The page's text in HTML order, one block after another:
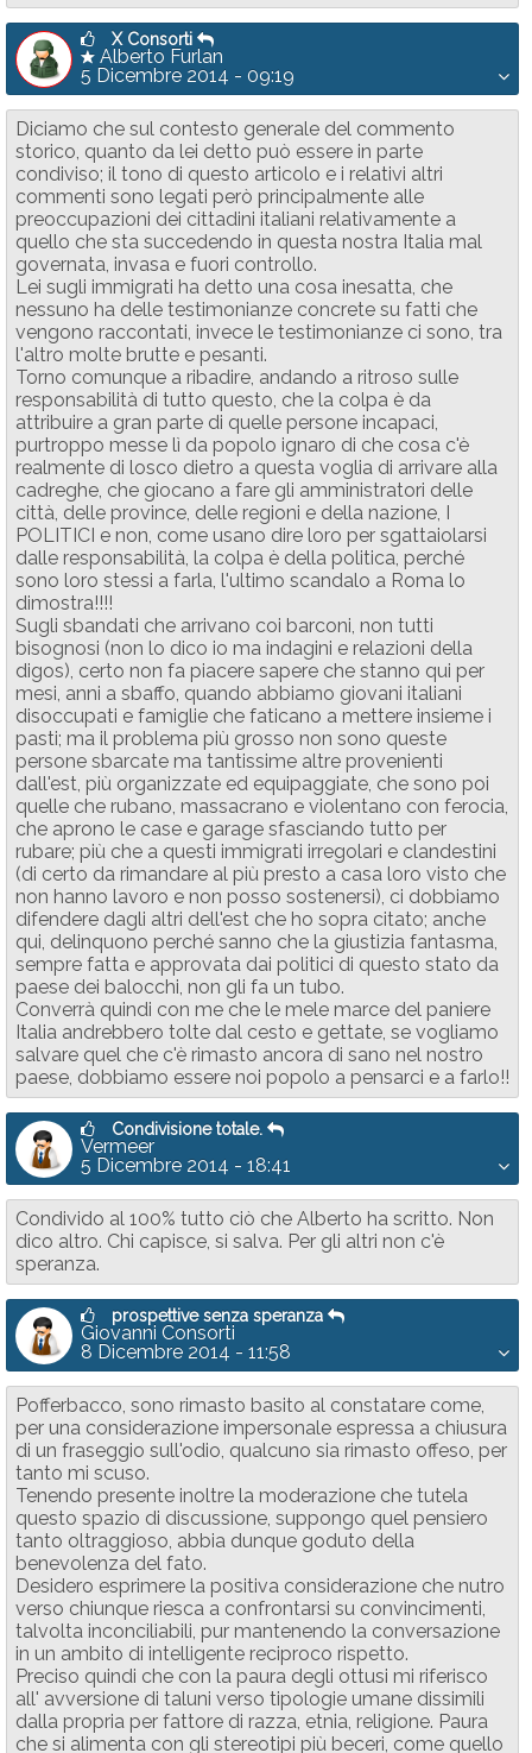
X Consorti
Alberto Furlan
5 Dicembre 2014 - 09:19
Diciamo che sul contesto generale del commento
storico, quanto da lei detto può essere in parte
condiviso; il tono di questo articolo e i relativi altri
commenti sono legati però principalmente alle
preoccupazioni dei cittadini italiani relativamente a
quello che sta succedendo in questa nostra Italia mal
governata, invasa e fuori controllo.
Lei sugli immigrati ha detto una cosa inesatta, che
nessuno ha delle testimonianze concrete su fatti che
vengono raccontati, invece le testimonianze ci sono, tra
l'altro molte brutte e pesanti.
Torno comunque a ribadire, andando a ritroso sulle
responsabilità di tutto questo, che la colpa è da
attribuire a gran parte di quelle persone incapaci,
purtroppo messe lì da popolo ignaro di che cosa c'è
realmente di losco dietro a questa voglia di arrivare alla
cadreghe, che giocano a fare gli amministratori delle
città, delle province, delle regioni e della nazione, I
POLITICI e non, come usano dire loro per sgattaiolarsi
dalle responsabilità, la colpa è della politica, perché
sono loro stessi a farla, l'ultimo scandalo a Roma lo
dimostra!!!!
Sugli sbandati che arrivano coi barconi, non tutti
bisognosi (non lo dico io ma indagini e relazioni della
digos), certo non fa piacere sapere che stanno qui per
mesi, anni a sbaffo, quando abbiamo giovani italiani
disoccupati e famiglie che faticano a mettere insieme i
pasti; ma il problema più grosso non sono queste
persone sbarcate ma tantissime altre provenienti
dall'est, più organizzate ed equipaggiate, che sono poi
quelle che rubano, massacrano e violentano con ferocia,
che aprono le case e garage sfasciando tutto per
rubare; più che a questi immigrati irregolari e clandestini
(di certo da rimandare al più presto a casa loro visto che
non hanno lavoro e non posso sostenersi), ci dobbiamo
difendere dagli altri dell'est che ho sopra citato; anche
qui, delinquono perché sanno che la giustizia fantasma,
sempre fatta e approvata dai politici di questo stato da
paese dei balocchi, non gli fa un tubo.
Converrà quindi con me che le mele marce del paniere
Italia andrebbero tolte dal cesto e gettate, se vogliamo
salvare quel che c'è rimasto ancora di sano nel nostro
paese, dobbiamo essere noi popolo a pensarci e a farlo!!
Condivisione totale.
Vermeer
5 Dicembre 2014 - 18:41
Condivido al 100% tutto ciò che Alberto ha scritto. Non
dico altro. Chi capisce, si salva. Per gli altri non c'è
speranza.
prospettive senza speranza
Giovanni Consorti
8 Dicembre 2014 - 11:58
Pofferbacco, sono rimasto basito al constatare come,
per una considerazione impersonale espressa a chiusura
di un fraseggio sull'odio, qualcuno sia rimasto offeso, per
tanto mi scuso.
Tenendo presente inoltre la moderazione che tutela
questo spazio di discussione, suppongo quel pensiero
tanto oltraggioso, abbia dunque goduto della
benevolenza del fato.
Desidero esprimere la positiva considerazione che nutro
verso chiunque riesca a confrontarsi su convincimenti,
talvolta inconciliabili, pur mantenendo la conversazione
in un ambito di intelligente reciproco rispetto.
Preciso quindi che con la paura degli ottusi mi riferisco
all' avversione di taluni verso tipologie umane dissimili
dalla propria per fattore di razza, etnia, religione. Paura
che si alimenta con gli stereotipi più beceri, come quello